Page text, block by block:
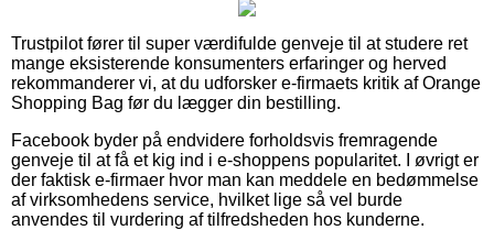
Trustpilot fører til super værdifulde genveje til at studere ret
mange eksisterende konsumenters erfaringer og herved
rekommanderer vi, at du udforsker e-firmaets kritik af Orange
Shopping Bag før du lægger din bestilling.
Facebook byder på endvidere forholdsvis fremragende
genveje til at få et kig ind i e-shoppens popularitet. I øvrigt er
der faktisk e-firmaer hvor man kan meddele en bedømmelse
af virksomhedens service, hvilket lige så vel burde
anvendes til vurdering af tilfredsheden hos kunderne.